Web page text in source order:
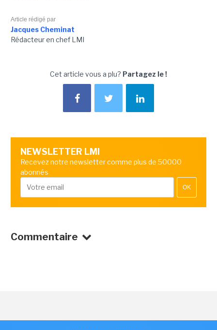
Article rédigé par
Jacques Cheminat
Rédacteur en chef LMI
Cet article vous a plu? Partagez le !
NEWSLETTER LMI
Recevez notre newsletter comme plus de 50000
abonnés
OK
Commentaire